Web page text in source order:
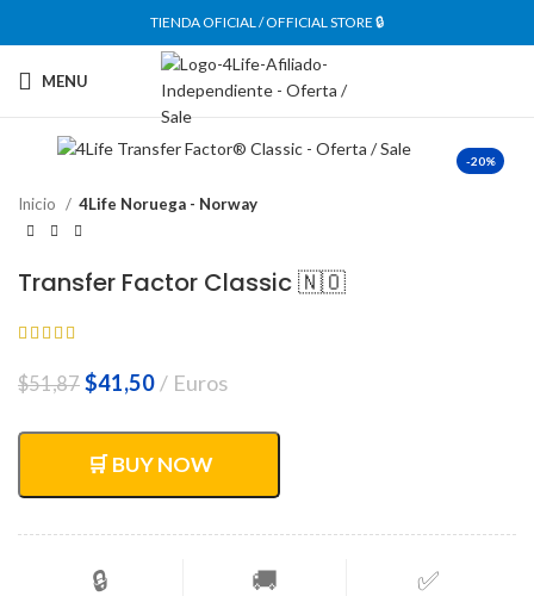
TIENDA OFICIAL / OFFICIAL STORE 🔒
MENU
-20%
Inicio 4Life Noruega - Norway
Transfer Factor Classic 🇳🇴
$51,87 El
original
era:
$51,87.
$41,50El
actual
es:
$41,50.
Euros
🛒 BUY NOW
🔒 🚚 ✅